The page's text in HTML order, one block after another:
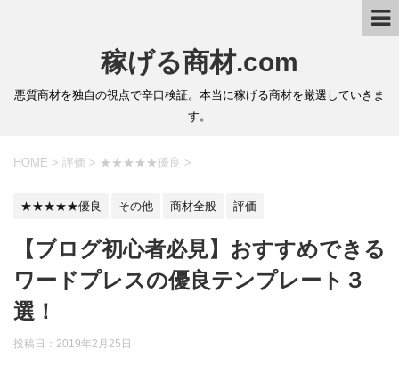
稼げる商材.com
悪質商材を独自の視点で辛口検証。本当に稼げる商材を厳選していきま
す。
HOME > 評価 > ★★★★★優良 >
★★★★★優良 その他 商材全般 評価
【ブログ初心者必見】おすすめできる
ワードプレスの優良テンプレート３
選！
投稿日：2019年2月25日